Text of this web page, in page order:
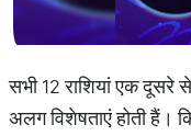
सभी 12 राशियां एक
अलग विशेषताएं होती हैं।